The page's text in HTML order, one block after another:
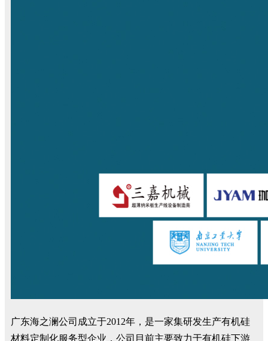
广东海之澜公司成立于2012年，是一家集研发生产有机硅
材料定制化服务型企业，公司目前主要致力于有机硅下游